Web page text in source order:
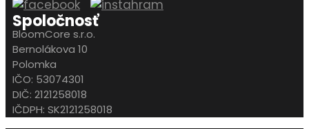
Spoločnosť
BloomCore s.r.o.
Bernolákova 10
Polomka
IČO: 53074301
DIČ: 2121258018
IČDPH: SK2121258018